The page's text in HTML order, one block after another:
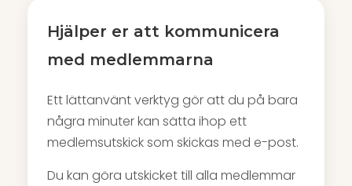
Hjälper er att kommunicera
med medlemmarna
Ett lättanvänt verktyg gör att du på bara
några minuter kan sätta ihop ett
medlemsutskick som skickas med e-post.
Du kan göra utskicket till alla medlemmar